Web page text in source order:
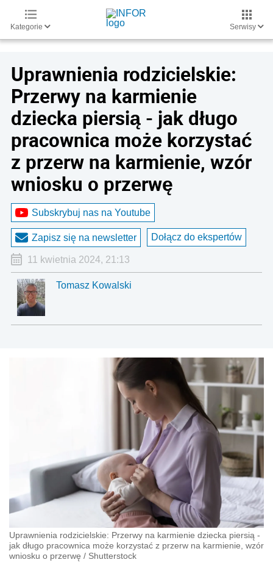
Kategorie Serwisy
Uprawnienia rodzicielskie:
Przerwy na karmienie
dziecka piersią - jak długo
pracownica może korzystać
z przerw na karmienie, wzór
wniosku o przerwę
Subskrybuj nas na Youtube
Zapisz się na newsletter Dołącz do ekspertów
11 kwietnia 2024, 21:13
Tomasz Kowalski
Uprawnienia rodzicielskie: Przerwy na karmienie dziecka piersią -
jak długo pracownica może korzystać z przerw na karmienie, wzór
wniosku o przerwę / Shutterstock